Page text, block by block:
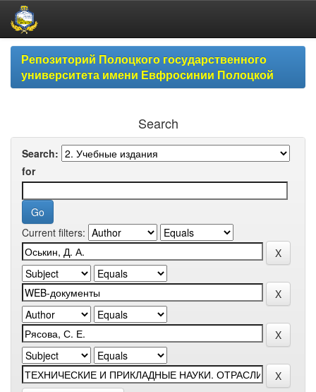
Skip
navigationРепозиторий Полоцкого государственного
университета имени Евфросинии Полоцкой
Search
Search:
for
Current filters: